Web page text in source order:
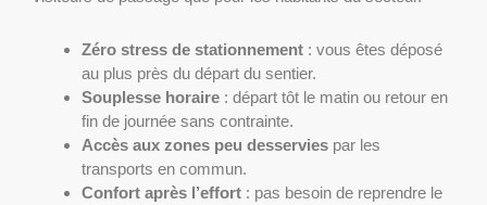
Zéro stress de stationnement : vous êtes déposé
au plus près du départ du sentier.
Souplesse horaire : départ tôt le matin ou retour en
fin de journée sans contrainte.
Accès aux zones peu desservies par les
transports en commun.
Confort après l’effort : pas besoin de reprendre le